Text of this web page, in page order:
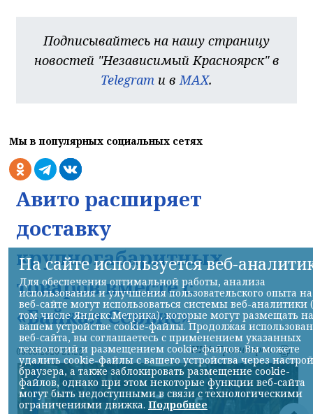
Подписывайтесь на нашу страницу
новостей "Независимый Красноярск" в
Telegram и вMAX.
Мы в популярных социальных сетях
Авито расширяет
доставку
крупногабаритных
товаров вместе с
«Байкал Сервис»
06.08.2026 21:22 НИА-Красноярск
На сайте используется веб-
Для обеспечения оптимальной работы, анализа
использования и улучшения пользовательского опыта на
веб-сайте могут использоваться системы веб-аналитики
том числе Яндекс.Метрика), которые могут размещать на
вашем устройстве cookie-файлы. Продолжая
веб-сайта, вы соглашаетесь с применением указанных
технологий и размещением cookie-файлов. Вы можете
удалить cookie-файлы с вашего устройства через
браузера, а также заблокировать размещение cookie-
файлов, однако при этом некоторые функции веб-сайта
могут быть недоступными в связи с технологическими
ограничениями движка. Подробнее